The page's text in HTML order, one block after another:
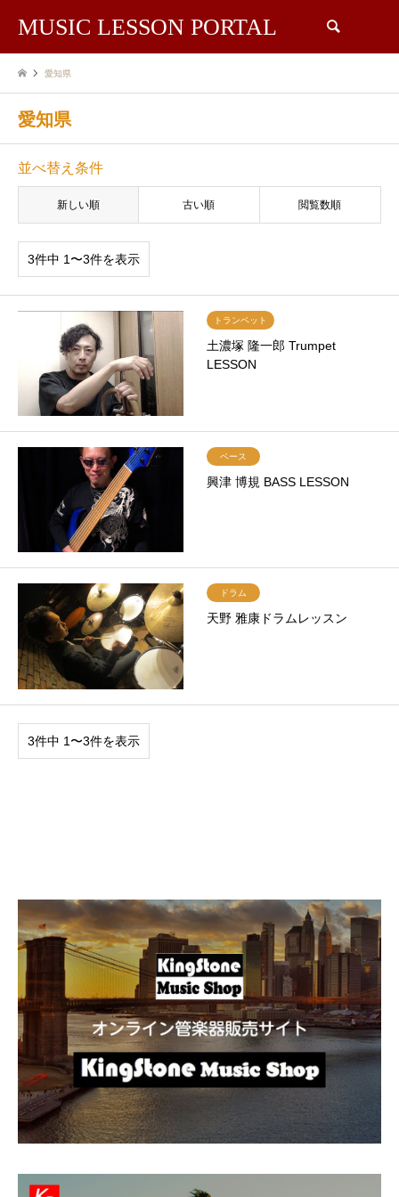
MUSIC LESSON PORTAL
愛知県
愛知県
並べ替え条件
新しい順 古い順 閲覧数順
3件中 1〜3件を表示
トランペット
土濃塚 隆一郎 Trumpet
LESSON
ベース
興津 博規 BASS LESSON
ドラム
天野 雅康ドラムレッスン
3件中 1〜3件を表示